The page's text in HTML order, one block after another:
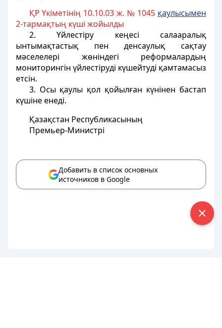
ҚР Үкіметінің 10.10.03 ж. № 1045 қаулысымен
2-тармақтың күші жойылды
2. Үйлестіру кеңесі салааралық
ынтымақтастық пен денсаулық сақтау
мәселелері жөніндегі реформалардың
мониторингін үйлестіруді күшейтуді қамтамасыз
етсін.
3. Осы қаулы қол қойылған күнінен бастап
күшіне енеді.
Қазақстан Республикасының
Премьер-Министрі
Добавить в список основных
источников в Google